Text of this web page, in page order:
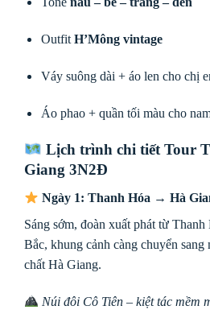
Outfit H’Mông vintage
Váy suông dài + áo len cho chị
Áo phao + quần tối màu cho
Lịch trình chi tiết Tour
Giang 3N2Đ
Ngày 1: Thanh Hóa → Hà
Sáng sớm, đoàn xuất phát từ
Bắc, khung cảnh càng chuyển
chất Hà Giang.
Núi đôi Cô Tiên – kiệt tác mềm